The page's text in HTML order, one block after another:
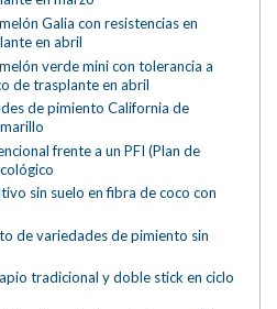
Galia con resistencias en
en abril
verde mini con tolerancia a
de trasplante en abril
de pimiento California de
frente a un PFI (Plan de
sin suelo en fibra de coco con
de variedades de pimiento sin
tradicional y doble stick en ciclo